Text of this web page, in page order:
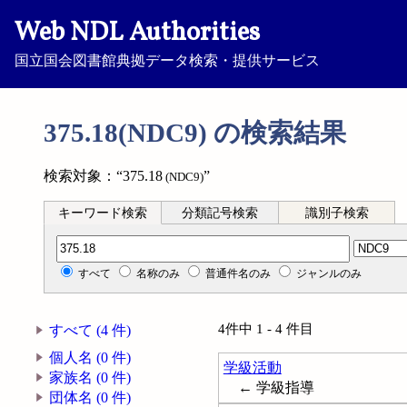
Web NDL Authorities
国立国会図書館典拠データ検索・提供サービス
375.18(NDC9) の検索結果
検索対象：“375.18 (NDC9)”
キーワード検索 分類記号検索 識別子検索
分類記号検索
すべて 名称のみ 普通件名のみ ジャンルのみ
すべて (4 件)
個人名 (0 件)
家族名 (0 件)
団体名 (0 件)
4件中 1 - 4 件目
学級活動
← 学級指導